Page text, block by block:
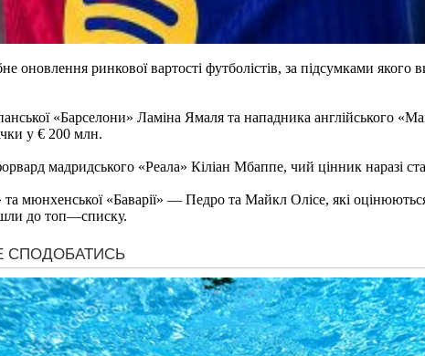
ринкової вартості футболістів, за підсумками якого
«Барселони» Ламіна Ямаля та нападника англійського
у € 200 млн.
мадридського «Реала» Кіліан Мбаппе, чий цінник наразі
мюнхенської «Баварії» — Педро та Майкл Олісе, які
до топ—списку.